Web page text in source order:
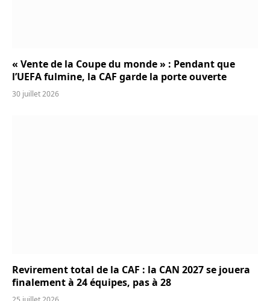
« Vente de la Coupe du monde » : Pendant que
l’UEFA fulmine, la CAF garde la porte ouverte
30 juillet 2026
Revirement total de la CAF : la CAN 2027 se jouera
finalement à 24 équipes, pas à 28